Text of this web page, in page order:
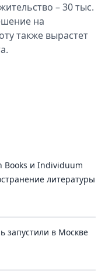
– 30 тыс.
на
также вырастет
Books и Individuum
литературы
запустили в Москве